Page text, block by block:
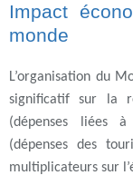
Impact
monde
L’organisation du
significatif sur la
(dépenses liées à
(dépenses des
multiplicateurs sur